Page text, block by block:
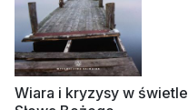
Wiara i kryzysy w świetle